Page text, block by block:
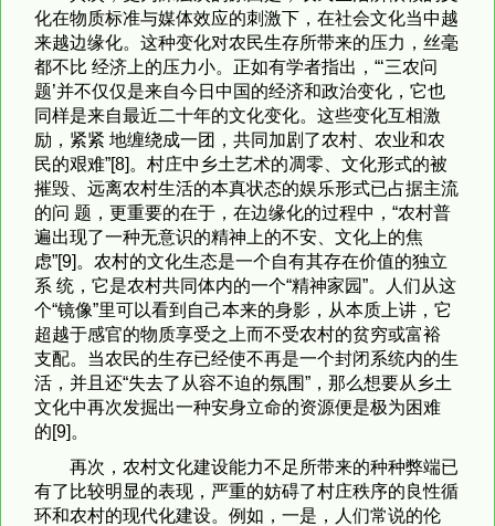
化在物质标准与媒体效应的刺激下，在社会文化当中越
来越边缘化。这种变化对农民生存所带来的压力，丝毫
都不比 经济上的压力小。正如有学者指出，“‘三农问
题’并不仅仅是来自今日中国的经济和政治变化，它也
同样是来自最近二十年的文化变化。这些变化互相激
励，紧紧 地缠绕成一团，共同加剧了农村、农业和农
民的艰难”[8]。村庄中乡土艺术的凋零、文化形式的被
摧毁、远离农村生活的本真状态的娱乐形式已占据主流
的问 题，更重要的在于，在边缘化的过程中，“农村普
遍出现了一种无意识的精神上的不安、文化上的焦
虑”[9]。农村的文化生态是一个自有其存在价值的独立
系 统，它是农村共同体内的一个“精神家园”。人们从这
个“镜像”里可以看到自己本来的身影，从本质上讲，它
超越于感官的物质享受之上而不受农村的贫穷或富裕
支配。当农民的生存已经使不再是一个封闭系统内的生
活，并且还“失去了从容不迫的氛围”，那么想要从乡土
文化中再次发掘出一种安身立命的资源便是极为困难
的[9]。
再次，农村文化建设能力不足所带来的种种弊端已
有了比较明显的表现，严重的妨碍了村庄秩序的良性循
环和农村的现代化建设。例如，一是，人们常说的伦